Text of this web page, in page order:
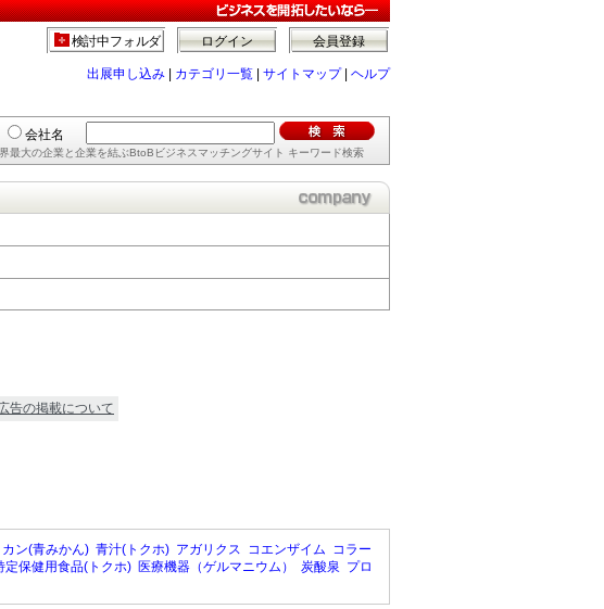
会員登録
ログイン
検討中フォルダ
出展申し込み カテゴリ一覧 サイトマップ| ヘルプ
会社名
最大の企業と企業を結ぶBtoBビジネスマッチングサイト キーワード検索
告の掲載について
ン(青みかん) 青汁(トクホ) アガリクス コエンザイム コラー
定保健用食品(トクホ) 医療機器（ゲルマニウム） 炭酸泉 プロ